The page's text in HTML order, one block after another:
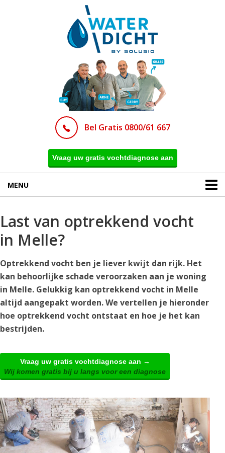
Bel Gratis 0800/61 667
Vraag uw gratis vochtdiagnose aan
MENU
Last van optrekkend vocht
in Melle?
Optrekkend vocht ben je liever kwijt dan rijk. Het
kan behoorlijke schade veroorzaken aan je woning
in Melle. Gelukkig kan optrekkend vocht in Melle
altijd aangepakt worden. We vertellen je hieronder
hoe optrekkend vocht ontstaat en hoe je het kan
bestrijden.
Vraag uw gratis vochtdiagnose aan →
Wij komen gratis bij u langs voor een diagnose